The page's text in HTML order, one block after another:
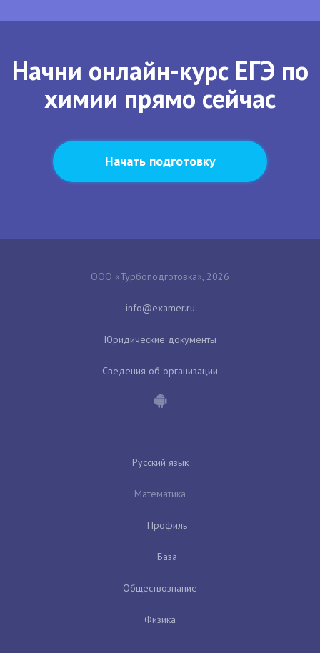
Начни онлайн-курс ЕГЭ по
химии прямо сейчас
Начать подготовку
ООО «Турбоподготовка», 2026
Юридические документы
Сведения об организации
Русский язык
Математика
Профиль
База
Обществознание
Физика